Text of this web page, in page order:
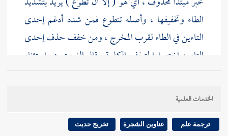
الطاء وتخفيفها ، وأصله تتطوع فمن شدد أدغم إحدى
التاءين في الطاء لقرب المخرج ، ومن خفف حذف إحدى
التاءين اختصارا لتخف الكلمة ، قال النووي هو استثناء
[ص:228 ]
منقطع معناه لكن يستحب لك أن تطوع (
فأدبر الرجل وهو يقول والله لا أزيد على هذا ، ولا أنقص
منه ، فقال رسول الله صلى الله عليه وسلم أفلح إن صدق
) قالالزركشيفي التنقيح فيه ثلاثة أقوال ، أحدها أنه
الخدمات العلمية
ترجمة علم عناوين الشجرة تخريج حديث